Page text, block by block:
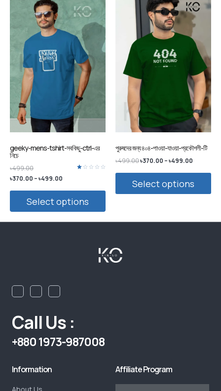
geeky-mens-tshirt-সবকিছু-ctrl-এর
নিচে
of
৳499.00
৳370.00 –৳499.00
Select options
পুরুষদের জন্য ৪০৪-পাওয়া-যাওয়া-প্রকৌশলী-টি
৳499.00৳370.00 –৳499.00
Select options
Call Us :
+880 1973-987008
Information Affiliate Program